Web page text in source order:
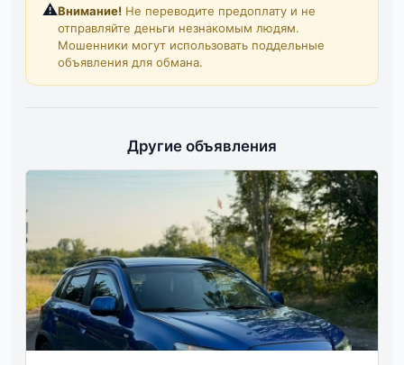
⚠️Внимание! Не переводите предоплату и не
отправляйте деньги незнакомым людям.
Мошенники могут использовать поддельные
объявления для обмана.
Другие объявления